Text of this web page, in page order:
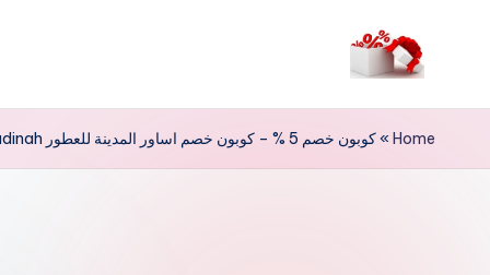
م
ر
Home
»كوبون خصم 5 % – كوبون خصم اساور المدينة للعطور asawer almadinah